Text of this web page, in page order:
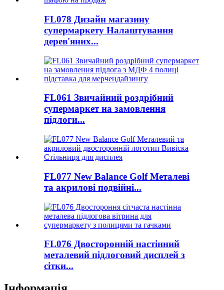
FL078 Дизайн магазину
супермаркету Налаштування
дерев'яних...
FL061 Звичайний роздрібний
супермаркет на замовлення
підлоги...
FL077 New Balance Golf Металеві
та акрилові подвійні...
FL076 Двосторонній настінний
металевий підлоговий дисплей з
сітки...